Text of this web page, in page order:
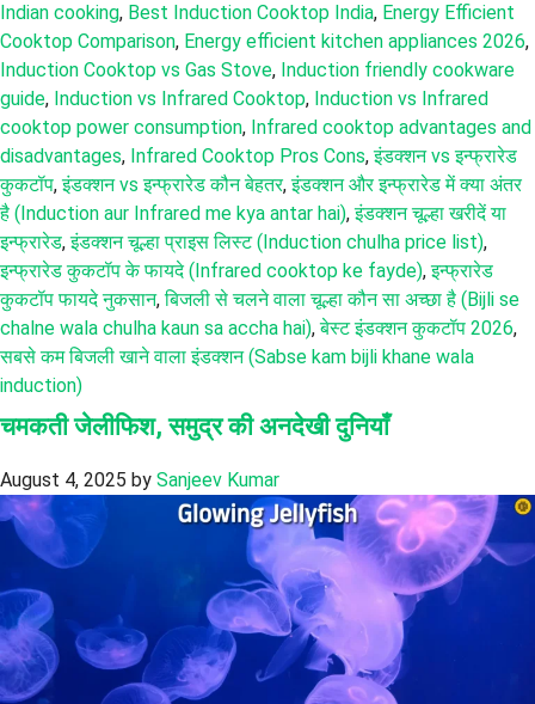
Indian cooking, Best Induction Cooktop India, Energy Efficient
Cooktop Comparison, Energy efficient kitchen appliances 2026,
Induction Cooktop vs Gas Stove, Induction friendly cookware
guide, Induction vs Infrared Cooktop, Induction vs Infrared
cooktop power consumption, Infrared cooktop advantages and
disadvantages, Infrared Cooktop Pros Cons,इंडक्शन vs इन्फ्रारेड
कुकटॉप,इंडक्शन vs इन्फ्रारेड कौन बेहतर,इंडक्शन और इन्फ्रारेड में क्या अंतर
है (Induction aur Infrared me kya antar hai),इंडक्शन चूल्हा खरीदें या
इन्फ्रारेड,इंडक्शन चूल्हा प्राइस लिस्ट (Induction chulha price list),
इन्फ्रारेड कुकटॉप के फायदे (Infrared cooktop ke fayde),इन्फ्रारेड
कुकटॉप फायदे नुकसान,बिजली से चलने वाला चूल्हा कौन सा अच्छा है (Bijli se
chalne wala chulha kaun sa accha hai),बेस्ट इंडक्शन कुकटॉप 2026,
सबसे कम बिजली खाने वाला इंडक्शन (Sabse kam bijli khane wala
induction)
चमकती जेलीफिश, समुद्र की अनदेखी दुनियाँ
August 4, 2025 by Sanjeev Kumar